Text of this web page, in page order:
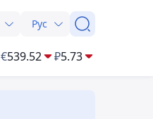
Рус
€539.52 ₽5.73